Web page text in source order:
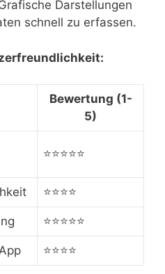
Darstellungen
schnell zu erfassen.
Bewertung (1-
5)
⭐⭐⭐⭐⭐
⭐⭐⭐⭐
⭐⭐⭐⭐⭐
⭐⭐⭐⭐